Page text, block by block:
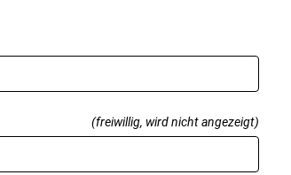
(freiwillig, wird nicht angezeigt)